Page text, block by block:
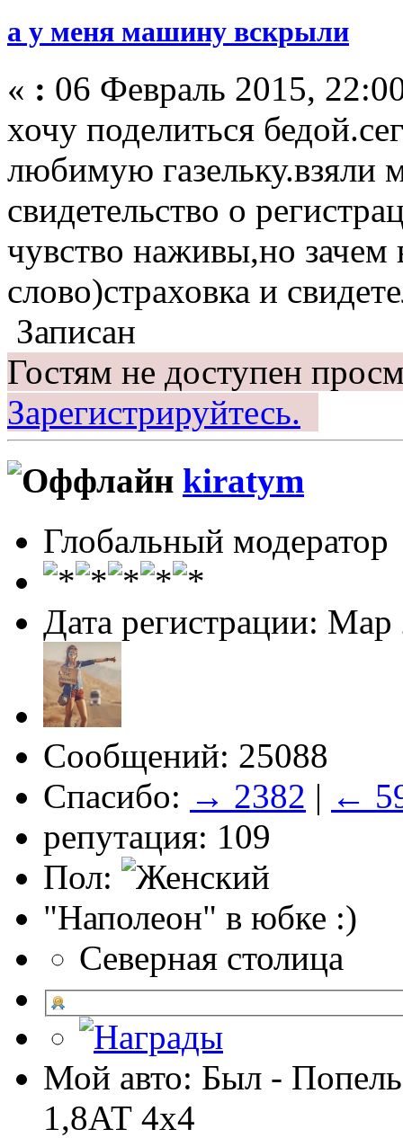
а у меня машину вскрыли
« : 06 Февраль 2015,
хочу поделиться
любимую газельку.взяли
свидетельство о
чувство наживы,но зачем
слово)страховка и
Записан
Гостям не доступен
Зарегистрируйтесь.
kiratym
Глобальный модератор
Дата регистрации: Мар
Сообщений: 25088
Спасибо: → 2382 | ←
репутация: 109
Пол:
"Наполеон" в юбке :)
Северная столица
Мой авто: Был -
1,8АТ 4х4